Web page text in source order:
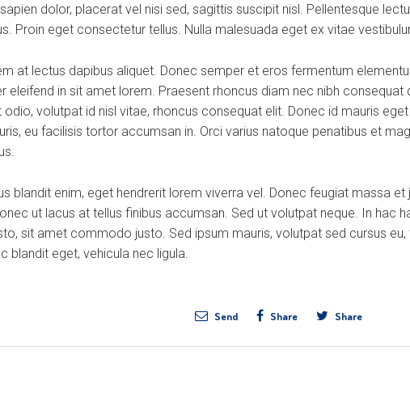
dolor, placerat vel nisi sed, sagittis suscipit nisl. Pellentesque
Proin eget consectetur tellus. Nulla malesuada eget ex vitae
at lectus dapibus aliquet. Donec semper et eros fermentum
eleifend in sit amet lorem. Praesent rhoncus diam nec nibh consequat
odio, volutpat id nisl vitae, rhoncus consequat elit. Donec id mauris
eu facilisis tortor accumsan in. Orci varius natoque penatibus et
blandit enim, eget hendrerit lorem viverra vel. Donec feugiat massa
ut lacus at tellus finibus accumsan. Sed ut volutpat neque. In hac
sit amet commodo justo. Sed ipsum mauris, volutpat sed cursus eu,
blandit eget, vehicula nec ligula.
Send Share Share